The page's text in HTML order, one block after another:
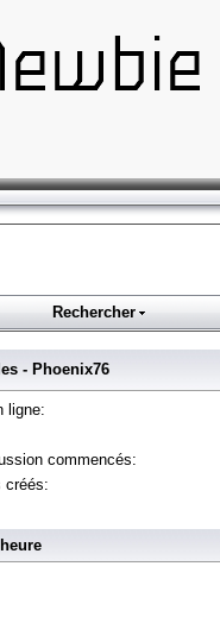
Rechercher
- Phoenix76
ligne:
commencés:
créés: